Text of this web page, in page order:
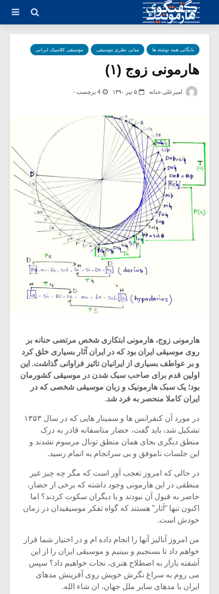
بایگانی همه نوشته ها مبانی نظری موسیقی موسیقی کلاسیک ایرانی
هارمونی زوج (۱)
امیرعلی حنانه ۵ تیر ۱۳۹۰ 4 برچسب -
هارمونی زوج، هارمونی ابتکاری شخص مرتضی حنانه بر
روی موسیقی ایران بود که در ایران آثار بسیاری خلق کرد
و بر عواطف بسیاری از ایرانیان تاثیر فراوانی گذاشت. این
اولین قدم برای صاحب سبک شدن در موسیقی کشورمان
بود؛ یک سبک هارمونیک و زبان موسیقی شخصی که در
ایران کاملا منحصر به فرد شد.
در مورد آن کنفرانس ها و سمینار هایی که در سال ۱۳۵۳
تشکیل شد، باید گفت، حضار متاسفانه قادر به درک
منطق دیگری بجای همان منطق تونال مرسوم نشدند و
این جلسات ناموفق و بی سرانجام به اتمام رسید.
در حالی که امروز تعجب آور است که مگر چه چیز غیر
منطقی در این هارمونی وجود داشته که برخی از حضار،
حاضر به قبول آن نبودند و یا دیگران سکوت کردند؟ اما
اکنون تنها “آثار” هستند که گواه تفکر موسیقیدان در زمان
خودش است.
من امروز آنالیز آنها را انجام داده ام و در اختیار شما قرار
خواهم داد تا بسنجیم و ببینیم و موسیقی ایران را از این
آشفته بازار به اصطلاح هنری، نجات خواهیم داد؟ سپس
می روم به سراغ نگرش خویش روی آفرینش مدهای
ایران با مدهای سایر ملل جهان، ان شاء الله.
میکلوش روژا